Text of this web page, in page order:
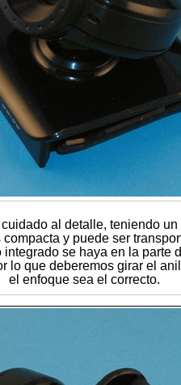
al detalle, teniendo
y puede ser
se haya en la parte
lo que deberemos girar el
el enfoque sea el correcto.